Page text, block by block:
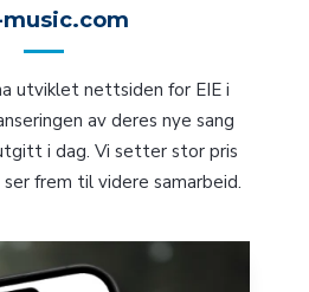
music.com
utviklet nettsiden for EIE i
av deres nye sang
i dag. Vi setter stor pris
frem til videre samarbeid.